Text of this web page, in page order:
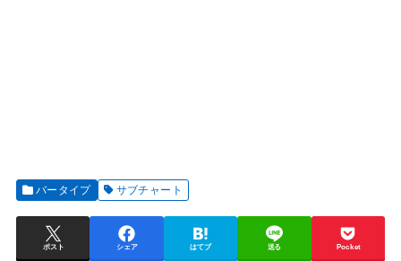
バータイプ サブチャート
ポスト シェア はてブ 送る Pocket